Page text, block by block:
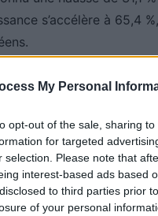
My Personal
opt-out of the sale, sharing
for targeted
selection. Please note that
interest-based ads based
to third parties prior
of your personal
s’accélère à 65,4
mais
Depuis le début de
représente 16,1 % du
à batteries (BEV) ont
et le diesel,